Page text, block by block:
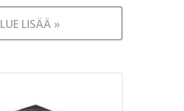
LUE LISÄÄ »